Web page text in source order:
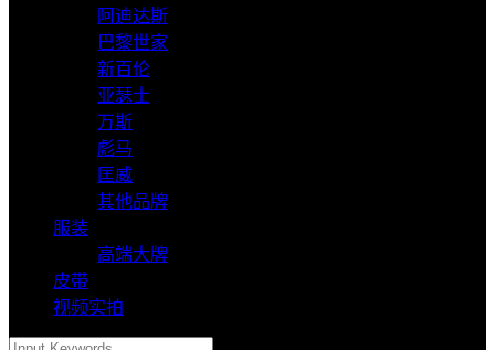
阿迪达斯
巴黎世家
新百伦
亚瑟士
万斯
彪马
匡威
其他品牌
服装
高端大牌
皮带
视频实拍